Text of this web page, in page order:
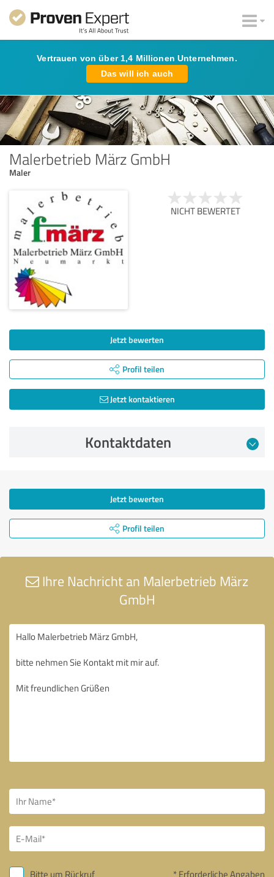
Vertrauen von über 1,4 Millionen Unternehmen.
Das will ich auch
Malerbetrieb März GmbH
Maler
NICHT BEWERTET
Jetzt bewerten
Profil teilen
Jetzt kontaktieren
Kontaktdaten
Jetzt bewerten
Profil teilen
Ihre Nachricht an Malerbetrieb März
GmbH
Bitte um Rückruf * Erforderliche Angaben